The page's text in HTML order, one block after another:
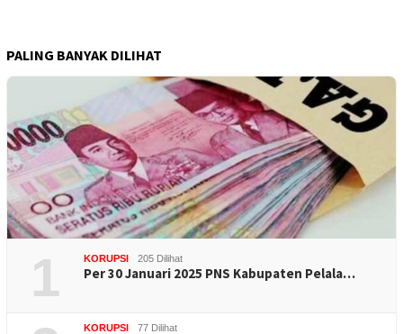
PALING BANYAK DILIHAT
1 KORUPSI 205 Dilihat
Per 30 Januari 2025 PNS Kabupaten Pelala…
KORUPSI 77 Dilihat